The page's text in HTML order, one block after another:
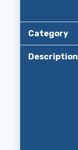
Category
Description